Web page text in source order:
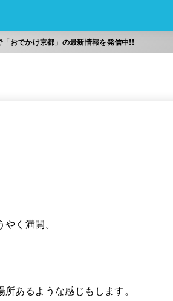
おでかけ京都」の最新情報を発信中!!
く満開。
あるような感じもします。